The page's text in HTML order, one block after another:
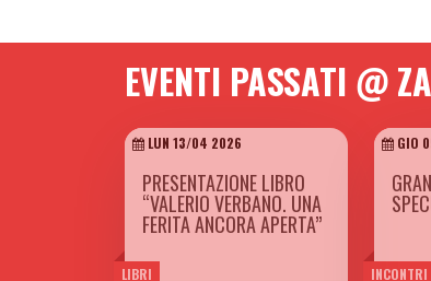
EVENTI PASSATI @
LIBRI
LUN 13/04 2026
PRESENTAZIONE LIBRO
“VALERIO VERBANO. UNA
FERITA ANCORA APERTA”
INCONTRI
GIO